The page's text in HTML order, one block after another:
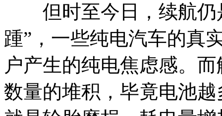
但时至今日，续航仍
踵”，一些纯电汽车的真
户产生的纯电焦虑感。
数量的堆积，毕竟电池